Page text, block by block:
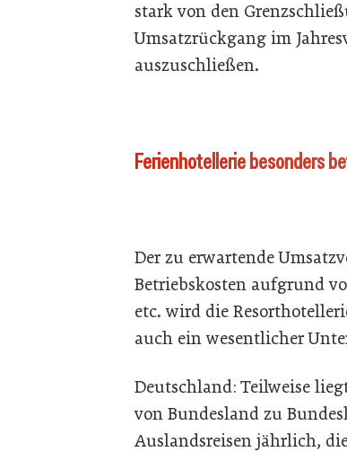
stark von den
Umsatzrückgang im
auszuschließen.
Ferienhotellerie besonders
Der zu erwartende
Betriebskosten aufgrund
etc. wird die
auch ein wesentlicher
Deutschland: Teilweise
von Bundesland zu
Auslandsreisen jährlich,